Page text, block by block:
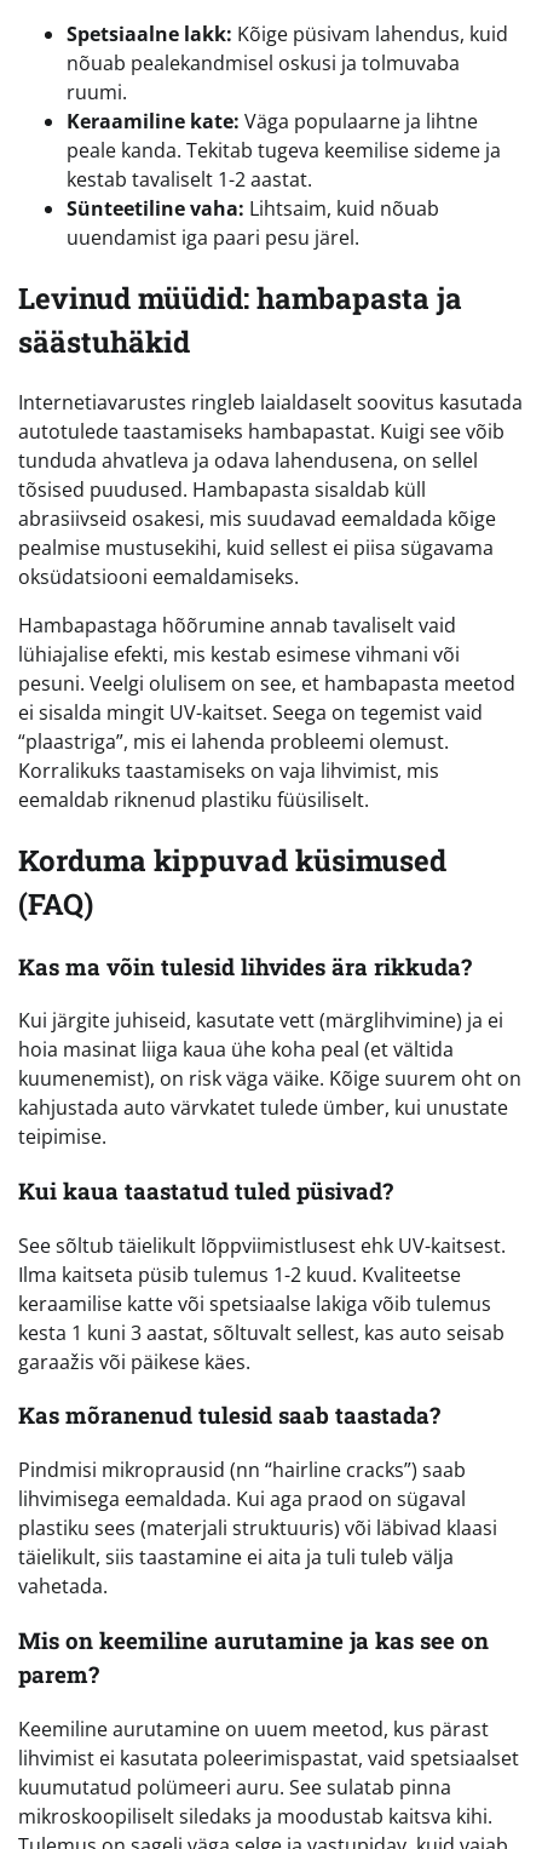
Spetsiaalne lakk: Kõige püsivam lahendus, kuid
nõuab pealekandmisel oskusi ja tolmuvaba
ruumi.
Keraamiline kate: Väga populaarne ja lihtne
peale kanda. Tekitab tugeva keemilise sideme ja
kestab tavaliselt 1-2 aastat.
Sünteetiline vaha: Lihtsaim, kuid nõuab
uuendamist iga paari pesu järel.
Levinud müüdid: hambapasta ja
säästuhäkid
Internetiavarustes ringleb laialdaselt soovitus kasutada
autotulede taastamiseks hambapastat. Kuigi see võib
tunduda ahvatleva ja odava lahendusena, on sellel
tõsised puudused. Hambapasta sisaldab küll
abrasiivseid osakesi, mis suudavad eemaldada kõige
pealmise mustusekihi, kuid sellest ei piisa sügavama
oksüdatsiooni eemaldamiseks.
Hambapastaga hõõrumine annab tavaliselt vaid
lühiajalise efekti, mis kestab esimese vihmani või
pesuni. Veelgi olulisem on see, et hambapasta meetod
ei sisalda mingit UV-kaitset. Seega on tegemist vaid
“plaastriga”, mis ei lahenda probleemi olemust.
Korralikuks taastamiseks on vaja lihvimist, mis
eemaldab riknenud plastiku füüsiliselt.
Korduma kippuvad küsimused
(FAQ)
Kas ma võin tulesid lihvides ära rikkuda?
Kui järgite juhiseid, kasutate vett (märglihvimine) ja ei
hoia masinat liiga kaua ühe koha peal (et vältida
kuumenemist), on risk väga väike. Kõige suurem oht on
kahjustada auto värvkatet tulede ümber, kui unustate
teipimise.
Kui kaua taastatud tuled püsivad?
See sõltub täielikult lõppviimistlusest ehk UV-kaitsest.
Ilma kaitseta püsib tulemus 1-2 kuud. Kvaliteetse
keraamilise katte või spetsiaalse lakiga võib tulemus
kesta 1 kuni 3 aastat, sõltuvalt sellest, kas auto seisab
garaažis või päikese käes.
Kas mõranenud tulesid saab taastada?
Pindmisi mikroprausid (nn “hairline cracks”) saab
lihvimisega eemaldada. Kui aga praod on sügaval
plastiku sees (materjali struktuuris) või läbivad klaasi
täielikult, siis taastamine ei aita ja tuli tuleb välja
vahetada.
Mis on keemiline aurutamine ja kas see on
parem?
Keemiline aurutamine on uuem meetod, kus pärast
lihvimist ei kasutata poleerimispastat, vaid spetsiaalset
kuumutatud polümeeri auru. See sulatab pinna
mikroskoopiliselt siledaks ja moodustab kaitsva kihi.